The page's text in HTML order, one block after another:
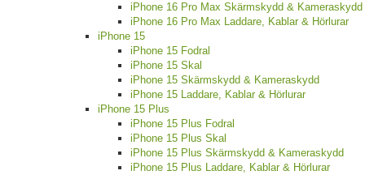
iPhone 16 Pro Max Skärmskydd & Kameraskydd
iPhone 16 Pro Max Laddare, Kablar & Hörlurar
iPhone 15
iPhone 15 Fodral
iPhone 15 Skal
iPhone 15 Skärmskydd & Kameraskydd
iPhone 15 Laddare, Kablar & Hörlurar
iPhone 15 Plus
iPhone 15 Plus Fodral
iPhone 15 Plus Skal
iPhone 15 Plus Skärmskydd & Kameraskydd
iPhone 15 Plus Laddare, Kablar & Hörlurar